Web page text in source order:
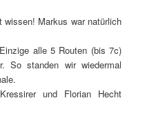
Markus war natürlich
alle 5 Routen (bis 7c)
So standen wir wiedermal
und Florian Hecht